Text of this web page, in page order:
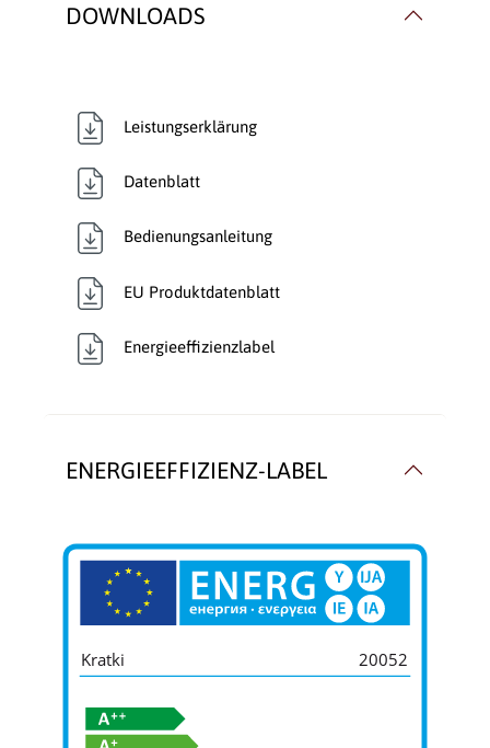
DOWNLOADS
Leistungserklärung
Datenblatt
Bedienungsanleitung
EU Produktdatenblatt
Energieeffizienzlabel
ENERGIEEFFIZIENZ-LABEL
Kratki 20052